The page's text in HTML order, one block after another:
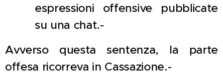
espressioni offensive pubblicate
su una chat.-
Avverso questa sentenza, la parte
offesa ricorreva in Cassazione.-